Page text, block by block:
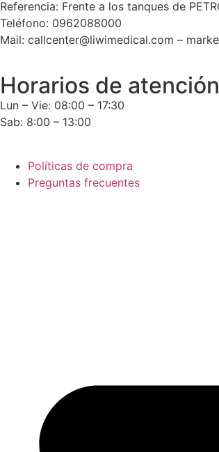
Referencia: Frente a los tanques de
Teléfono: 0962088000
Mail: callcenter@liwimedical.com –
Horarios de atención
Lun – Vie: 08:00 – 17:30
Sab: 8:00 – 13:00
Políticas de compra
Preguntas frecuentes